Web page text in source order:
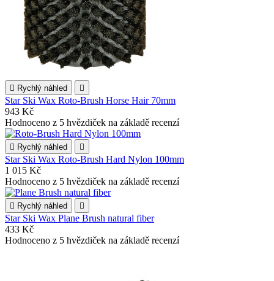
 Rychlý náhled 
Star Ski Wax Roto-Brush Horse Hair 70mm
943 Kč
Hodnoceno z 5 hvězdiček na základě recenzí
 Rychlý náhled 
Star Ski Wax Roto-Brush Hard Nylon 100mm
1 015 Kč
Hodnoceno z 5 hvězdiček na základě recenzí
 Rychlý náhled 
Star Ski Wax Plane Brush natural fiber
433 Kč
Hodnoceno z 5 hvězdiček na základě recenzí